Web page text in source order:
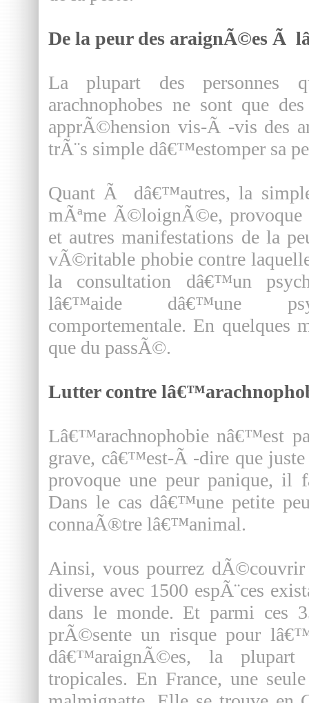
De la peur des araignÃ©es Ã
La plupart des personnes
arachnophobes ne sont que
apprÃ©hension vis-Ã -vis des
trÃ¨s simple dâ€™estomper sa
Quant Ã dâ€™autres, la
mÃªme Ã©loignÃ©e, provoque
et autres manifestations de la
vÃ©ritable phobie contre
la consultation dâ€™un
lâ€™aide dâ€™une
comportementale. En quelques
que du passÃ©.
Lutter contre
Lâ€™arachnophobie nâ€™est
grave, câ€™est-Ã -dire que
provoque une peur panique, il
Dans le cas dâ€™une petite
connaÃ®tre lâ€™animal.
Ainsi, vous pourrez
diverse avec 1500 espÃ¨ces
dans le monde. Et parmi ces
prÃ©sente un risque pour
dâ€™araignÃ©es, la
tropicales. En France, une